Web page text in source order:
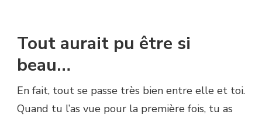
Tout aurait pu être si
beau…
En fait, tout se passe très bien entre elle et toi.
Quand tu l’as vue pour la première fois, tu as